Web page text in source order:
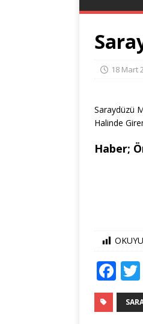
18 Mart
Saraydüzü
Halinde
Haber;
F
a
c